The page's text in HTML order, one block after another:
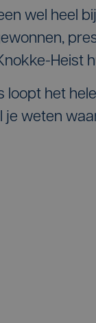
wel heel
Heist
loopt het
je weten